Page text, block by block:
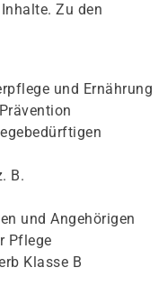
Zu den
und Ernährung
B.
und Angehörigen
Pflege
Klasse B